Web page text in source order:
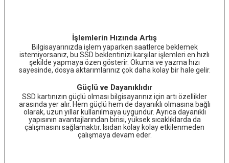
İşlemlerin Hızında Artış
Bilgisayarınızda işlem yaparken saatlerce beklemek
istemiyorsanız, bu SSD beklentinizi karşılar işlemleri en hızlı
şekilde yapmaya özen gösterir. Okuma ve yazma hızı
sayesinde, dosya aktarımlarınız çok daha kolay bir hale gelir.
Güçlü ve Dayanıklıdır
SSD kartınızın güçlü olması bilgisayarınız için artı özellikler
arasında yer alır. Hem güçlü hem de dayanıklı olmasına bağlı
olarak, uzun yıllar kullanılmaya uygundur. Ayrıca dayanıklı
yapısının avantajlarından birisi, yüksek sıcaklıklarda da
çalışmasını sağlamaktır. Isıdan kolay kolay etkilenmeden
çalışmaya devam eder.